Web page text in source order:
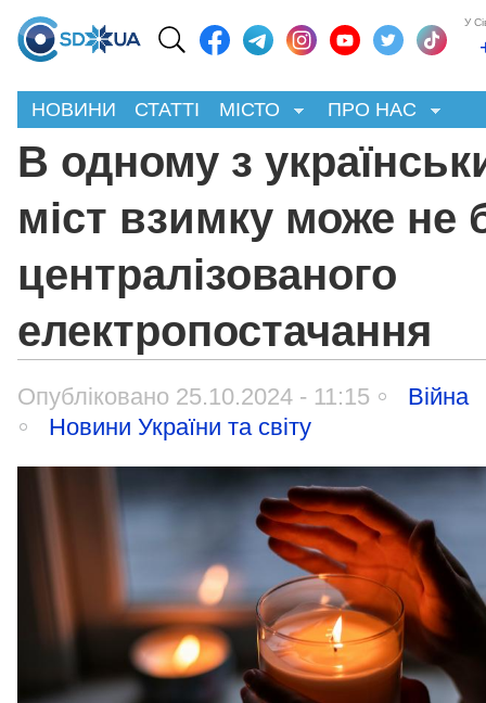
У
НОВИНИ СТАТТІ МІСТО ПРО НАС
В одному з
міст взимку може не
централізованого
електропостачання
Опубліковано 25.10.2024 - 11:15
Війна
Новини України та світу